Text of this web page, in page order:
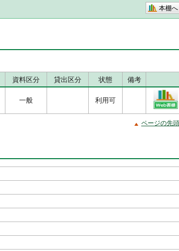
本棚へ
資料区分 貸出区分 状態 備考
一般 利用可
ページの先